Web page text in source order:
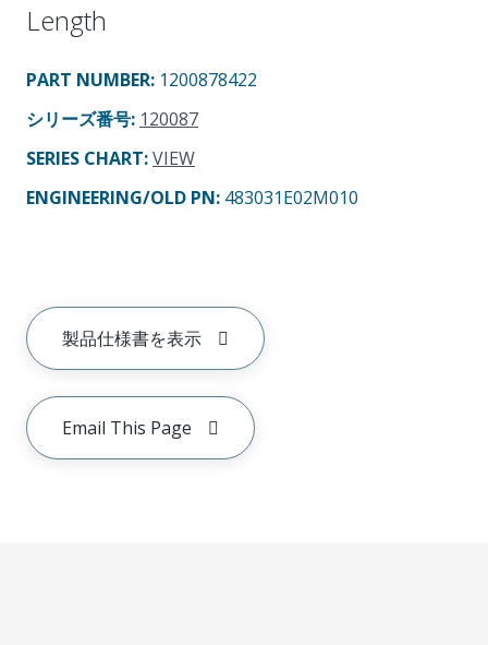
Length
PART NUMBER: 1200878422
シリーズ番号: 120087
SERIES CHART:VIEW
ENGINEERING/OLD PN: 483031E02M010
製品仕様書を表示
Email This Page